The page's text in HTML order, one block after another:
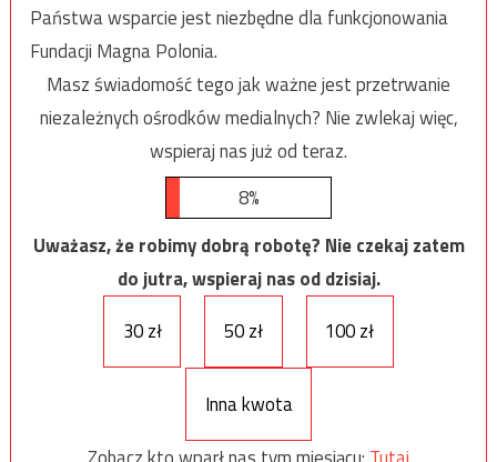
Państwa wsparcie jest niezbędne dla funkcjonowania
Fundacji Magna Polonia.
Masz świadomość tego jak ważne jest przetrwanie
niezależnych ośrodków medialnych? Nie zwlekaj więc,
wspieraj nas już od teraz.
8%
Uważasz, że robimy dobrą robotę? Nie czekaj zatem
do jutra, wspieraj nas od dzisiaj.
30 zł
50 zł 100 zł
Inna kwota